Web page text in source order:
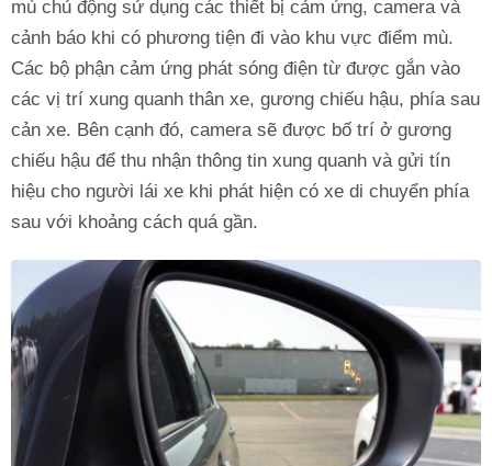
mù chủ động sử dụng các thiết bị cảm ứng, camera và
cảnh báo khi có phương tiện đi vào khu vực điểm mù.
Các bộ phận cảm ứng phát sóng điện từ được gắn vào
các vị trí xung quanh thân xe, gương chiếu hậu, phía sau
cản xe. Bên cạnh đó, camera sẽ được bố trí ở gương
chiếu hậu để thu nhận thông tin xung quanh và gửi tín
hiệu cho người lái xe khi phát hiện có xe di chuyển phía
sau với khoảng cách quá gần.